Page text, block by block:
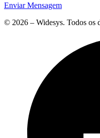
Enviar Mensagem
© 2026 – Widesys. Todos os